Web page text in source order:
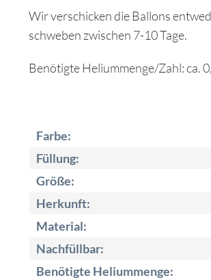
Wir verschicken die Ballons
schweben zwischen 7-10 Tage.
Benötigte Heliummenge/Zahl: ca.
Farbe:
Füllung:
Größe:
Herkunft:
Material:
Nachfüllbar:
Benötigte Heliummenge: